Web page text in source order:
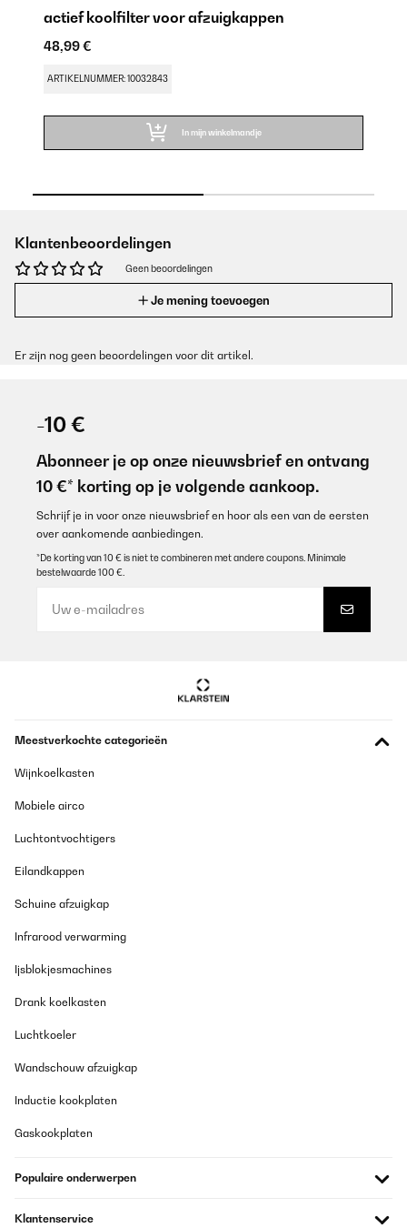
actief koolfilter voor afzuigkappen
48,99 €
ARTIKELNUMMER: 10032843
In mijn winkelmandje
Klantenbeoordelingen
Geen beoordelingen
Je mening toevoegen
Er zijn nog geen beoordelingen voor dit artikel.
-10 €
Abonneer je op onze nieuwsbrief en ontvang
10 €* korting op je volgende aankoop.
Schrijf je in voor onze nieuwsbrief en hoor als een van de eersten
over aankomende aanbiedingen.
*De korting van 10 € is niet te combineren met andere coupons. Minimale
bestelwaarde 100 €.
Meestverkochte categorieën
Wijnkoelkasten
Mobiele airco
Luchtontvochtigers
Eilandkappen
Schuine afzuigkap
Infrarood verwarming
Ijsblokjesmachines
Drank koelkasten
Luchtkoeler
Wandschouw afzuigkap
Inductie kookplaten
Gaskookplaten
Populaire onderwerpen
Klantenservice